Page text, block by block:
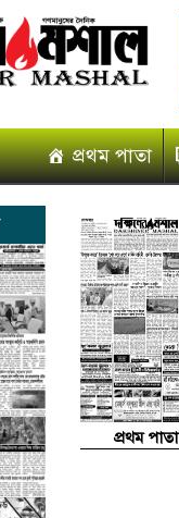
প্রথম পাতা
প্রথম পাতা